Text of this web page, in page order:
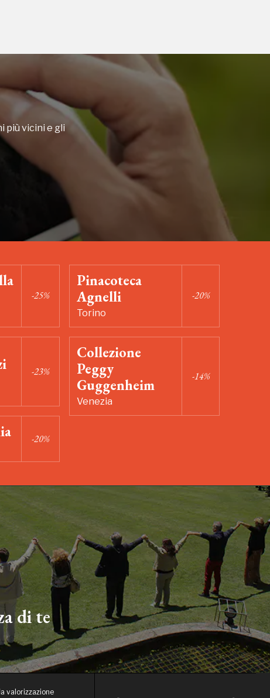
più vicini e gli
-25%
Pinacoteca
Agnelli
Torino
-20%
-23%
Collezione
Peggy
Guggenheim
Venezia
-14%
-20%
di te
valorizzazione